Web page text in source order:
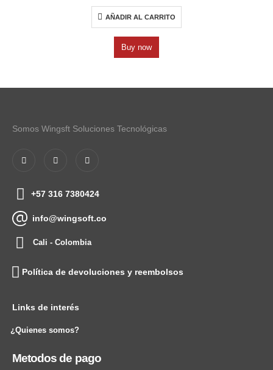
AÑADIR AL CARRITO
Buy now
Somos Wingsft Soluciones Tecnológicas
+57 316 7380424
info@wingsoft.co
Cali - Colombia
Política de devoluciones y reembolsos
Links de interés
¿Quienes somos?
Metodos de pago